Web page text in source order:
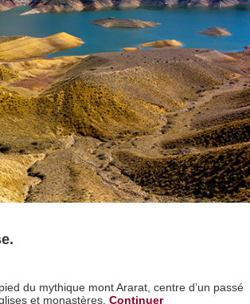
du mythique mont Ararat, centre d’un passé
et monastères. Continuer